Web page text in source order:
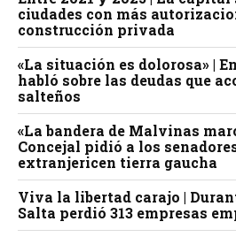
ciudades con más
construcción privada
«La situación es dolorosa» |
habló sobre las deudas que
salteños
«La bandera de Malvinas
Concejal pidió a los
extranjericen tierra gaucha
Viva la libertad carajo |
Salta perdió 313 empresas